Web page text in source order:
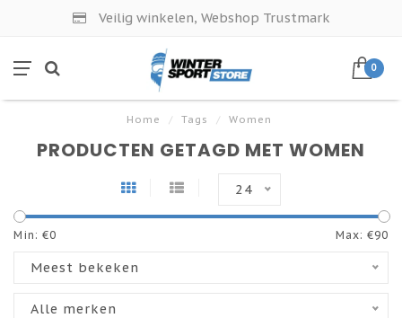
Veilig winkelen, Webshop Trustmark
0
Home / Tags / Women
PRODUCTEN GETAGD MET WOMEN
24
Min: €0 Max: €90
Meest bekeken
Alle merken